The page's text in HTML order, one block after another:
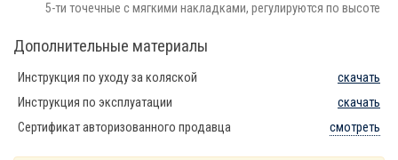
5-ти точечные с мягкими накладками, регулируются по высоте
Дополнительные материалы
Инструкция по уходу за коляской
скачать
Инструкция по эксплуатации
скачать
Сертификат авторизованного продавца
смотреть